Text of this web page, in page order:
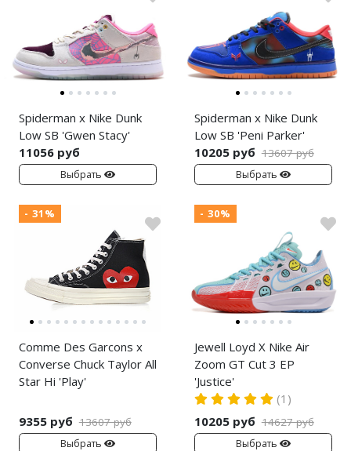
Spiderman x Nike Dunk
Low SB 'Gwen Stacy'
11056 руб
Выбрать
Spiderman x Nike Dunk
Low SB 'Peni Parker'
10205 руб 13607 руб
Выбрать
- 31%
Comme Des Garcons x
Converse Chuck Taylor All
Star Hi 'Play'
9355 руб 13607 руб
Выбрать
- 30%
Jewell Loyd X Nike Air
Zoom GT Cut 3 EP
'Justice'
(1)
10205 руб 14627 руб
Выбрать